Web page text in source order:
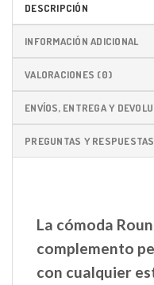
DESCRIPCIÓN
INFORMACIÓN ADICIONAL
VALORACIONES (0)
ENVÍOS, ENTREGA Y
PREGUNTAS Y RESPUESTAS
La cómoda
complemento
con cualquier